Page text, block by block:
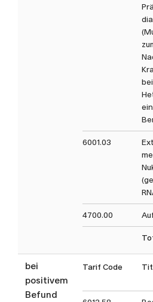
6001.03
4700.00
bei
positivem
Befund
Tarif Code